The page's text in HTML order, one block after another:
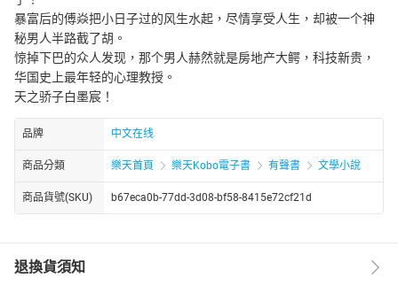
暴富后的傅焱把小日子过的风生水起，尽情享受人生，却被一个神
秘男人半路截了胡。
惊掉下巴的众人发现，那个男人赫然就是房地产大鳄，科技新贵，
华国史上最年轻的心理教授。
天之骄子白墨宸！
品牌 中文在线
商品分類 樂天首頁 樂天Kobo電子書 有聲書 文學小說
商品貨號(SKU) b67eca0b-77dd-3d08-bf58-8415e72cf21d
退換貨須知